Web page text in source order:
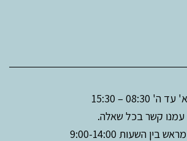
– 15:30
עמנו קשר בכל שאלה.
השעות 9:00-14:00